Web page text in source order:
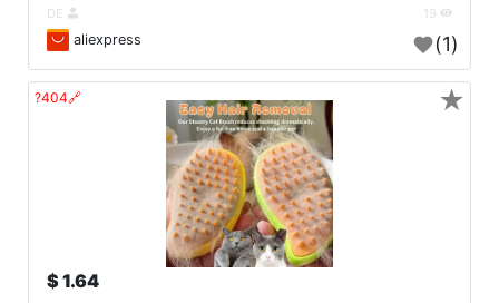
aliexpress (1)
🔗404?
1.64 $
★